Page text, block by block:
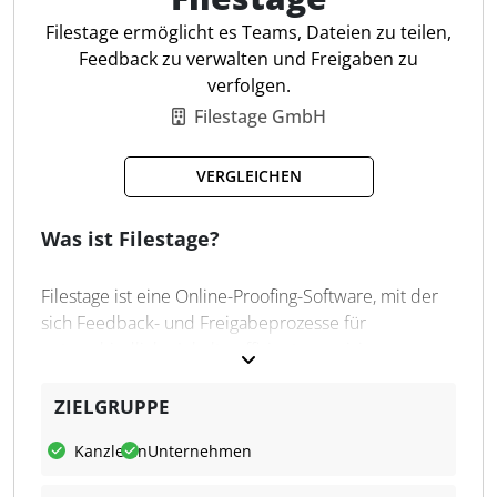
Kopieraufträge
Filestage ermöglicht es Teams, Dateien zu teilen,
Feedback zu verwalten und Freigaben zu
verfolgen.
Filestage GmbH
VERGLEICHEN
Was ist Filestage?
Filestage ist eine Online-Proofing-Software, mit der
sich Feedback- und Freigabeprozesse für
auf der Dateien hochgeladen, kommentiert und
externe Partner können so gemeinsam sicherstellen,
ZIELGRUPPE
KanzleienUnternehmen